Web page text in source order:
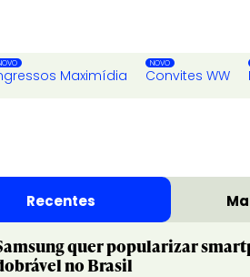
Maximídia Convites WW
Recentes
quer popularizar
no Brasil